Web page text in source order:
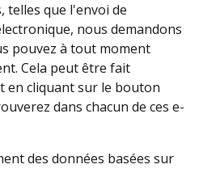
telles que l'envoi de
nous demandons
pouvez à tout moment
Cela peut être fait
en cliquant sur le bouton
dans chacun de ces e-
des données basées sur